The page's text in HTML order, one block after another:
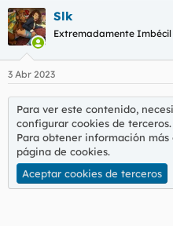
i
c
i
a
d
o
d
e
l
t
e
m
a
h
a
e
i
c
i
o
Slk
Extremadamente Imbécil
3 Abr 2023
Para ver este contenido,
configurar cookies de terceros.
Para obtener información
página de cookies.
Aceptar cookies de terceros